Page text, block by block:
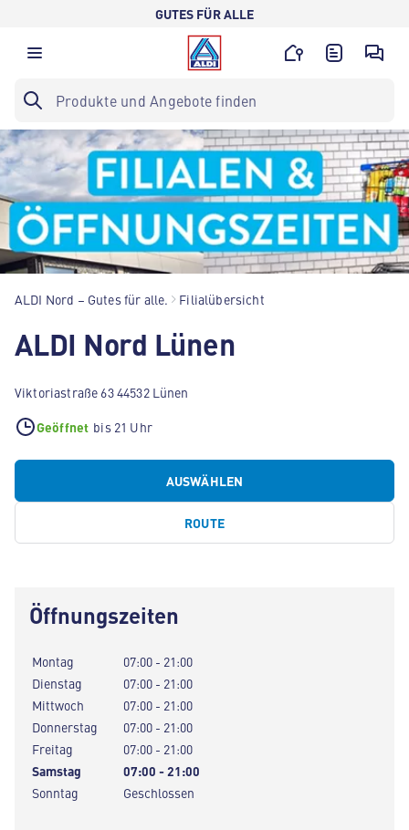
GUTES FÜR ALLE
ALDI Nord – Gutes für alle. Filialübersicht
ALDI Nord Lünen
Viktoriastraße 63 44532 Lünen
Geöffnet bis 21 Uhr
AUSWÄHLEN
ROUTE
Öffnungszeiten
Montag
07:00 - 21:00
Dienstag
07:00 - 21:00
Mittwoch
07:00 - 21:00
Donnerstag
07:00 - 21:00
Freitag
07:00 - 21:00
Samstag
07:00 - 21:00
Sonntag
Geschlossen